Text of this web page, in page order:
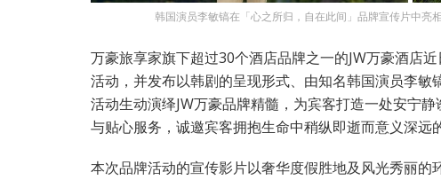
韩国演员李敏镐在「心之所归，自在此间」品牌宣传片中亮
万豪旅享家旗下超过30个酒店品牌之一的JW万豪酒店
活动，并发布以韩剧的呈现形式、由知名韩国演员李
活动生动演绎JW万豪品牌精髓，为宾客打造一处安宁
与贴心服务，诚邀宾客拥抱生命中稍纵即逝而意义深远
本次品牌活动的宣传影片以奢华度假胜地及风光秀丽